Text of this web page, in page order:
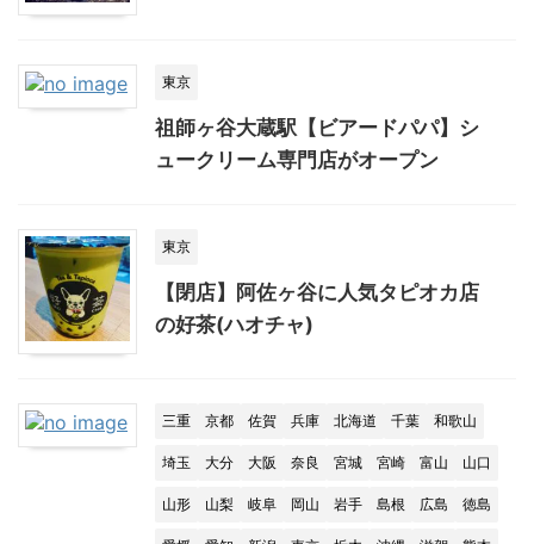
東京
祖師ヶ谷大蔵駅【ビアードパパ】シ
ュークリーム専門店がオープン
東京
【閉店】阿佐ヶ谷に人気タピオカ店
の好茶(ハオチャ)
三重 京都 佐賀 兵庫 北海道 千葉 和歌山
埼玉 大分 大阪 奈良 宮城 宮崎 富山 山口
山形 山梨 岐阜 岡山 岩手 島根 広島 徳島